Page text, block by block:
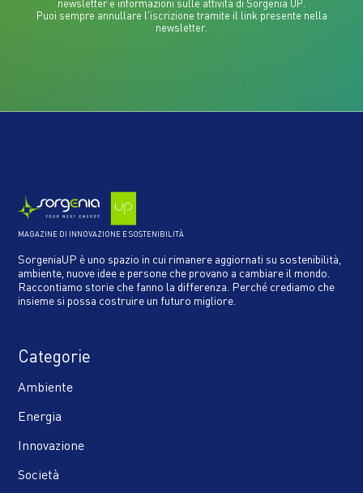
newsletter e informazioni sulle attività di Sorgenia UP.
Puoi sempre annullare l'iscrizione tramite il link presente nella
newsletter.
MAGAZINE DI INNOVAZIONE E SOSTENIBILITÀ
SorgeniaUP è uno spazio in cui rimanere aggiornati su sostenibilità,
ambiente, nuove idee e persone che provano a cambiare il mondo.
Raccontiamo storie che fanno la differenza. Perché crediamo che
insieme si possa costruire un futuro migliore.
Categorie
Ambiente
Energia
Innovazione
Società